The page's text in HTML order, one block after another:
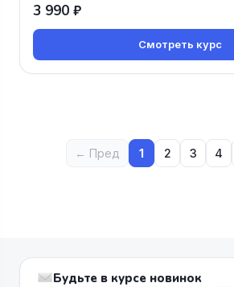
3 990 ₽
Смотреть курс
← Пред 1 2 3 4
Будьте в курсе новинок